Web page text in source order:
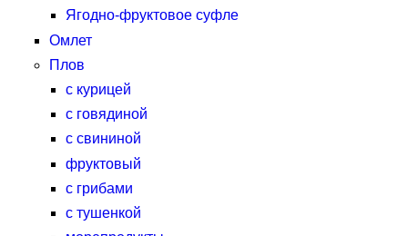
Ягодно-фруктовое суфле
Омлет
Плов
с курицей
с говядиной
с свининой
фруктовый
с грибами
с тушенкой